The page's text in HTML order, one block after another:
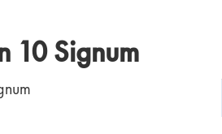
10 Signum